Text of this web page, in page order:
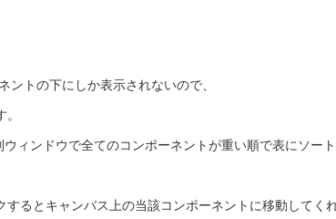
トの下にしか表示されないので、
ィンドウで全てのコンポーネントが重い順で表にソート
るとキャンバス上の当該コンポーネントに移動してく